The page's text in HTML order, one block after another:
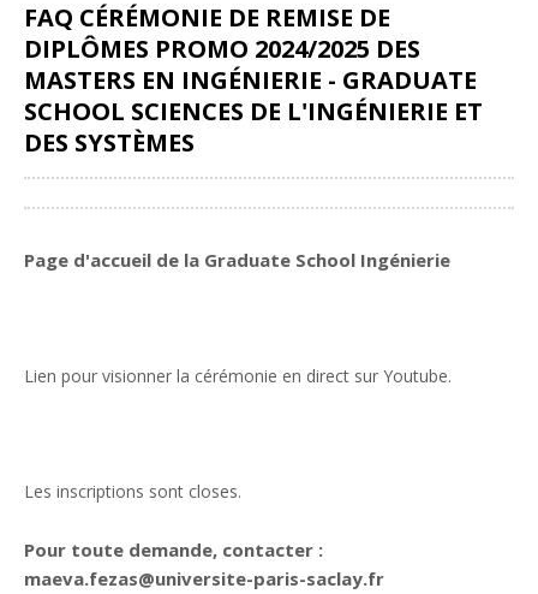
FAQ CÉRÉMONIE DE REMISE DE
DIPLÔMES PROMO 2024/2025 DES
MASTERS EN INGÉNIERIE - GRADUATE
SCHOOL SCIENCES DE L'INGÉNIERIE ET
DES SYSTÈMES
Page d'accueil de la Graduate School Ingénierie
Lien pour visionner la cérémonie en direct sur Youtube.
Les inscriptions sont closes.
Pour toute demande, contacter :
maeva.fezas@universite-paris-saclay.fr